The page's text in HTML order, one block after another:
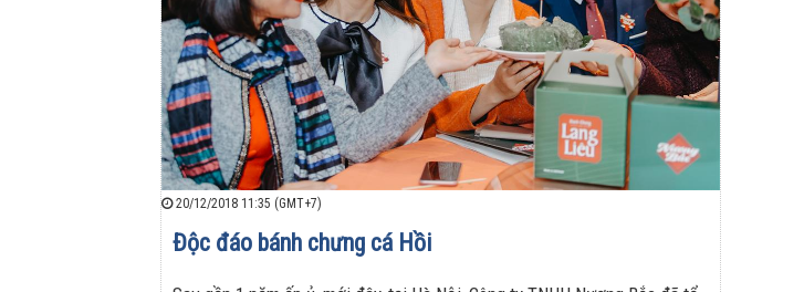
20/12/2018 11:35 (GMT+7)
Độc đáo bánh chưng cá Hồi